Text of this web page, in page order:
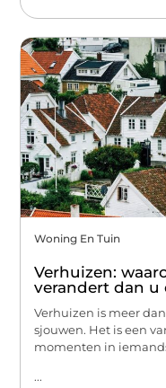
Woning En Tuin
Verhuizen:
verandert dan u
Verhuizen is meer
sjouwen. Het is een
momenten in
...